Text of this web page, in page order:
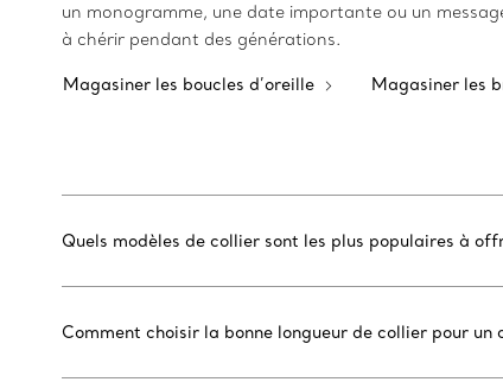
un monogramme, une date importante ou un
à chérir pendant des générations.
Magasiner les boucles d’oreille Magasiner les
Quels modèles de collier sont les plus populaires à
Comment choisir la bonne longueur de collier pour un